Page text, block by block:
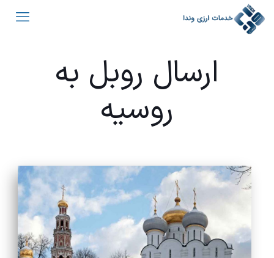
ارسال روبل به
روسیه